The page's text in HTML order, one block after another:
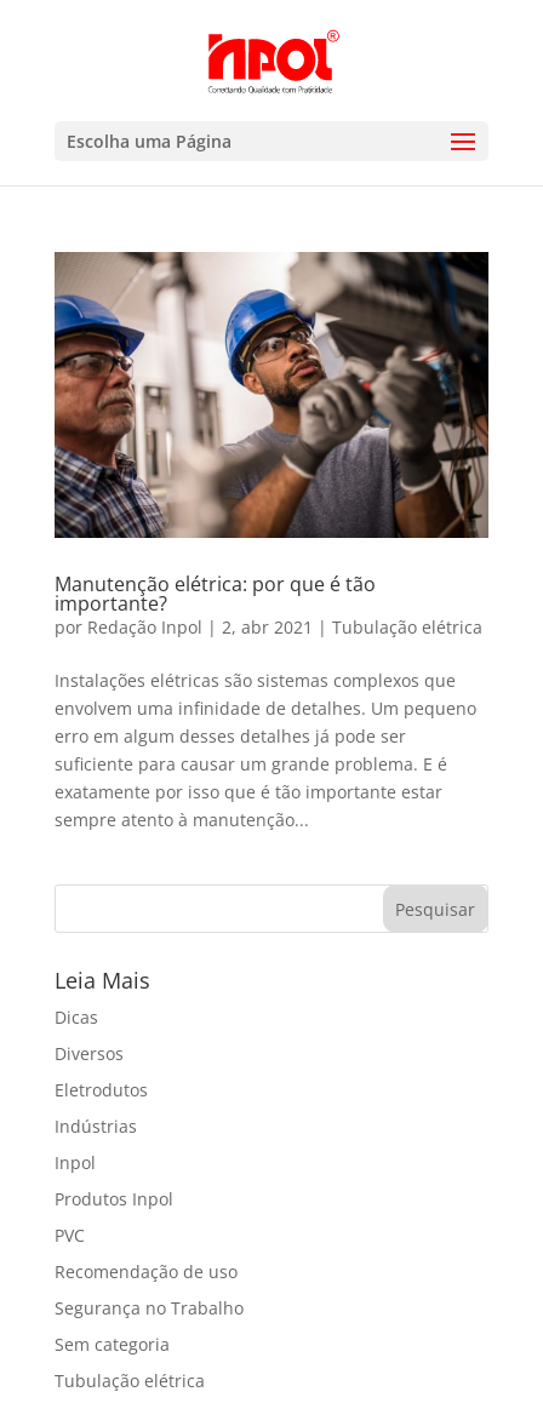
Escolha uma Página
Manutenção elétrica: por que é tão
importante?
por Redação Inpol | 2, abr 2021 | Tubulação elétrica
Instalações elétricas são sistemas complexos que
envolvem uma infinidade de detalhes. Um pequeno
erro em algum desses detalhes já pode ser
suficiente para causar um grande problema. E é
exatamente por isso que é tão importante estar
sempre atento à manutenção...
Leia Mais
Dicas
Diversos
Eletrodutos
Indústrias
Inpol
Produtos Inpol
PVC
Recomendação de uso
Segurança no Trabalho
Sem categoria
Tubulação elétrica